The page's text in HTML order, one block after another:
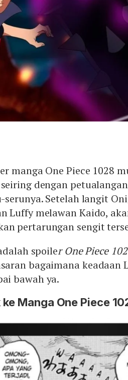
manga One Piece 1028
dengan
serunya. Setelah langit
Luffy melawan Kaido,
pertarungan sengit
spoiler One Piece
bagaimana keadaan
bawah ya.
Manga One Piece